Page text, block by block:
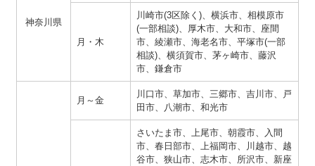
神奈川県
月・木
川崎市(3区除く)、横浜市、相模原市
(一部相談)、厚木市、大和市、座間
市、綾瀬市、海老名市、平塚市(一部
相談)、横須賀市、茅ヶ崎市、藤沢
市、鎌倉市
月～金
川口市、草加市、三郷市、吉川市、戸
田市、八潮市、和光市
さいたま市、上尾市、朝霞市、入間
市、春日部市、上福岡市、川越市、越
谷市、狭山市、志木市、所沢市、新座